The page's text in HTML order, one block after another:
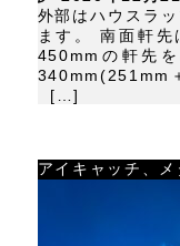
外部はハウスラ
ます。 南面軒
450mmの軒先
340mm(251mm
[…]
アイキャッチ、